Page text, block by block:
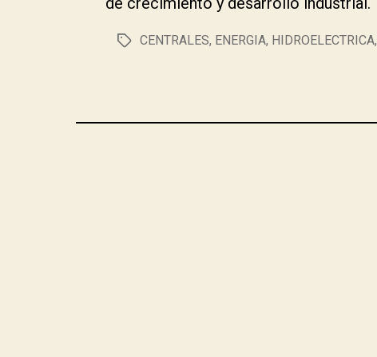
CENTRALES, ENERGIA, HIDROELECTRICA,